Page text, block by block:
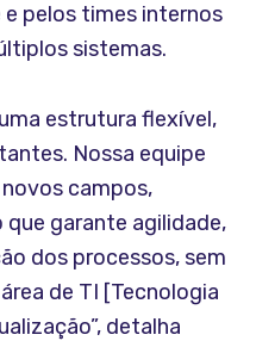
pelos times internos
sistemas.
estrutura flexível,
Nossa equipe
campos,
garante agilidade,
dos processos, sem
de TI [Tecnologia
detalha